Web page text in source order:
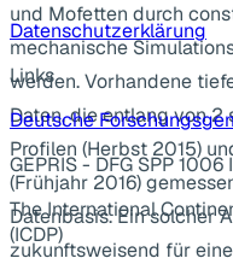
und Mofetten durch
mechanische
werden. Vorhandene
Daten, die entlang von
Profilen (Herbst 2015)
(Frühjahr 2016)
Datenbasis. Ein solcher
zukunftsweisend für
Datenschutzerklärung
Links
Deutsche
GEPRIS - DFG SPP 1006
The International
(ICDP)